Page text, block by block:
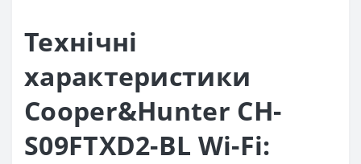
Технічні
характеристики
Cooper&Hunter CH-
S09FTXD2-BL Wi-Fi: